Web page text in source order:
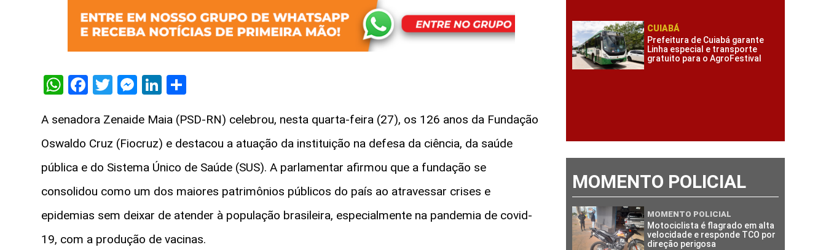
WhatsApp
Facebook
Twitter
Messenger
LinkedIn
A senadora Zenaide Maia (PSD-RN) celebrou, nesta quarta-feira (27), os 126 anos da Fundação
Oswaldo Cruz (Fiocruz) e destacou a atuação da instituição na defesa da ciência, da saúde
pública e do Sistema Único de Saúde (SUS). A parlamentar afirmou que a fundação se
consolidou como um dos maiores patrimônios públicos do país ao atravessar crises e
epidemias sem deixar de atender à população brasileira, especialmente na pandemia de covid-
19, com a produção de vacinas.
CUIABÁ
Prefeitura de Cuiabá garante
Linha especial e transporte
gratuito para o AgroFestival
MOMENTO POLICIAL
MOMENTO POLICIAL
Motociclista é flagrado em alta
velocidade e responde TCO por
direção perigosa